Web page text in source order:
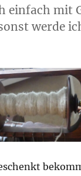
einfach mit
werde